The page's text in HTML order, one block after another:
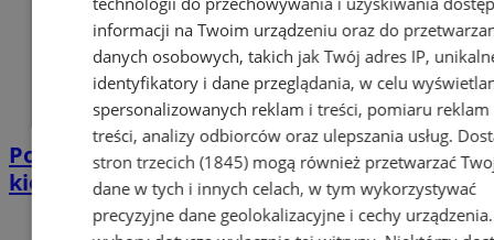
Policjant po służbie zatrzymał pijanego
kierowcę. Miał prawie 2 promile
informacji na Twoim urządzeniu oraz do
danych osobowych, takich jak Twój adres IP,
identyfikatory i dane przeglądania, w celu
spersonalizowanych reklam i treści, pomiaru reklam
treści, analizy odbiorców oraz ulepszania usług.
stron trzecich (1845)mogą również przetwarzać
dane w tych i innych celach, w tym wykorzystywać
precyzyjne dane geolokalizacyjne i cechy